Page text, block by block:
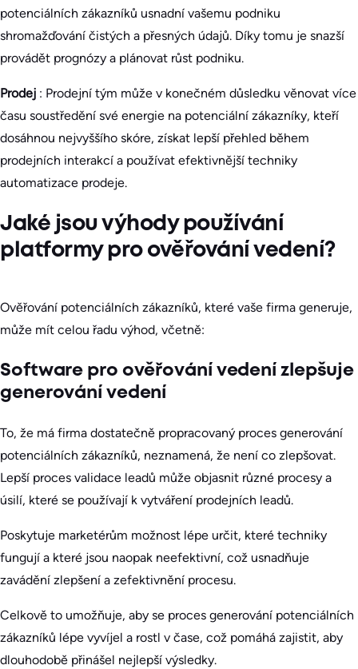
potenciálních zákazníků usnadní vašemu podniku
shromažďování čistých a přesných údajů. Díky tomu je snazší
provádět prognózy a plánovat růst podniku.
Prodej : Prodejní tým může v konečném důsledku věnovat více
času soustředění své energie na potenciální zákazníky, kteří
dosáhnou nejvyššího skóre, získat lepší přehled během
prodejních interakcí a používat efektivnější techniky
automatizace prodeje.
Jaké jsou výhody používání
platformy pro ověřování vedení?
Ověřování potenciálních zákazníků, které vaše firma generuje,
může mít celou řadu výhod, včetně:
Software pro ověřování vedení zlepšuje
generování vedení
To, že má firma dostatečně propracovaný proces generování
potenciálních zákazníků, neznamená, že není co zlepšovat.
Lepší proces validace leadů může objasnit různé procesy a
úsilí, které se používají k vytváření prodejních leadů.
Poskytuje marketérům možnost lépe určit, které techniky
fungují a které jsou naopak neefektivní, což usnadňuje
zavádění zlepšení a zefektivnění procesu.
Celkově to umožňuje, aby se proces generování potenciálních
zákazníků lépe vyvíjel a rostl v čase, což pomáhá zajistit, aby
dlouhodobě přinášel nejlepší výsledky.